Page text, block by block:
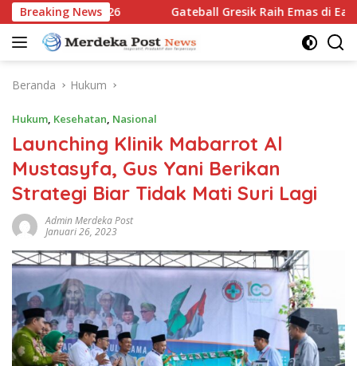
Langsung
ke
konten
Breaking News
2026 Gateball Gresik Raih Emas di East Java
Beranda Hukum
Hukum, Kesehatan, Nasional
Launching Klinik Mabarrot Al
Mustasyfa, Gus Yani Berikan
Strategi Biar Tidak Mati Suri Lagi
Admin Merdeka Post
Januari 26, 2023